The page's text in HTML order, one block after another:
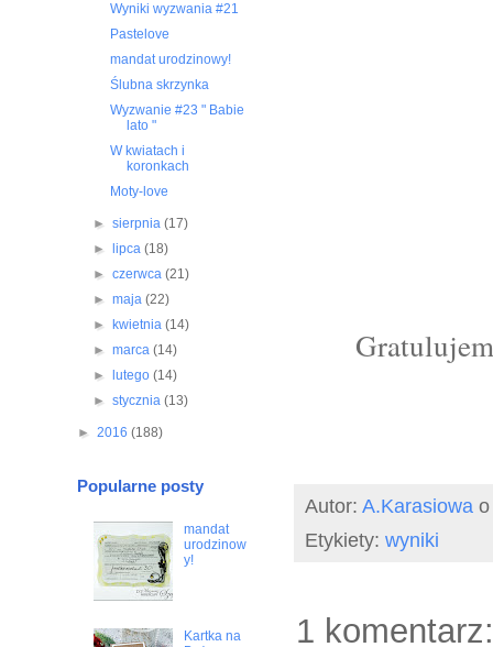
Autor: A.Karasiowa
Etykiety: wyniki
1 komentarz:
Wyniki wyzwania #21
Pastelove
mandat urodzinowy!
Ślubna skrzynka
Wyzwanie #23 " Babie
lato "
W kwiatach i
koronkach
Moty-love
►sierpnia(17)
►
lipca(18)
►czerwca(21)
►maja(22)
►
kwietnia(14)
►marca(14)
►
lutego(14)
►stycznia(13)
► 2016 (188)
Popularne posty
mandat
urodzinow
y!
Kartka na